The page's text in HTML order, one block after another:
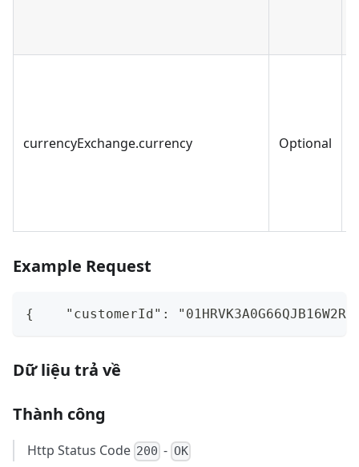
currencyExchange.currency Optional
Example Request
{    "customerId":
Dữ liệu trả về
Thành công
Http Status Code 200 - OK